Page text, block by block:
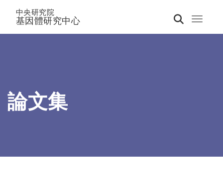
Toggle
中央研究院
基因體研究中心
論文集